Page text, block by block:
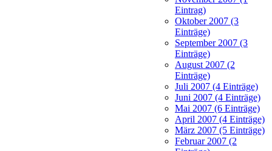
Eintrag)
Oktober 2007 (3
Einträge)
September 2007 (3
Einträge)
August 2007 (2
Einträge)
Juli 2007 (4 Einträge)
Juni 2007 (4 Einträge)
Mai 2007 (6 Einträge)
April 2007 (4 Einträge)
März 2007 (5 Einträge)
Februar 2007 (2